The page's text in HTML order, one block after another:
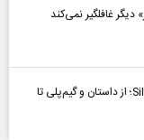
غافلگیر نمی‌کند
بررسی بازی Silent Hill: Townfall؛ از داستان و گیم‌پلی تا